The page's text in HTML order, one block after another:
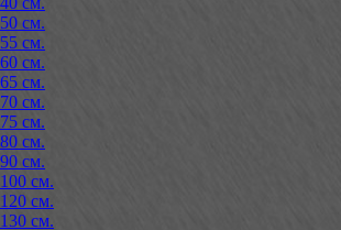
50 см.
55 см.
60 см.
65 см.
70 см.
75 см.
80 см.
90 см.
100 см.
120 см.
130 см.